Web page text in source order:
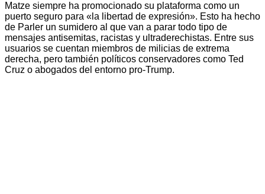
Matze siempre ha promocionado su plataforma como un
puerto seguro para «la libertad de expresión». Esto ha hecho
de Parler un sumidero al que van a parar todo tipo de
mensajes antisemitas, racistas y ultraderechistas. Entre sus
usuarios se cuentan miembros de milicias de extrema
derecha, pero también políticos conservadores como Ted
Cruz o abogados del entorno pro-Trump.